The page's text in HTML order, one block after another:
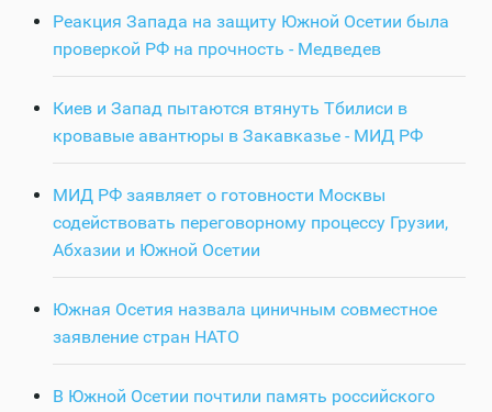
Реакция Запада на защиту Южной Осетии была
проверкой РФ на прочность - Медведев
Киев и Запад пытаются втянуть Тбилиси в
кровавые авантюры в Закавказье - МИД РФ
МИД РФ заявляет о готовности Москвы
содействовать переговорному процессу Грузии,
Абхазии и Южной Осетии
Южная Осетия назвала циничным совместное
заявление стран НАТО
В Южной Осетии почтили память российского